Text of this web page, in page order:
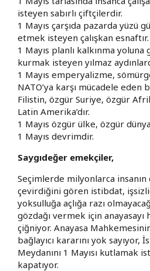
isteyen sabırlı çiftçilerdir.
1 Mayıs çarşıda pazarda yüzü
etmek isteyen çalışkan esnaftır.
1 Mayıs planlı kalkınma
kurmak isteyen yılmaz
1 Mayıs emperyalizme,
NATO’ya karşı mücadele eden
Filistin, özgür Suriye, özgür
Latin Amerika’dır.
1 Mayıs özgür ülke, özgür
1 Mayıs devrimdir.
Saygıdeğer emekçiler,
Seçimlerde milyonlarca
çevirdiğini gören istibdat,
yoksulluğa açlığa razı
gözdağı vermek için anayasayı
çiğniyor. Anayasa
bağlayıcı kararını yok sayıyor,
Meydanını 1 Mayısı kutlamak
kapatıyor.